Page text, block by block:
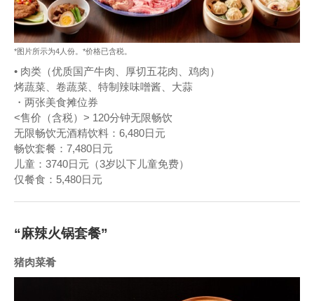
*图片所示为4人份。*价格已含税。
• 肉类（优质国产牛肉、厚切五花肉、鸡肉）
烤蔬菜、卷蔬菜、特制辣味噌酱、大蒜
・两张美食摊位券
<售价（含税）> 120分钟无限畅饮
无限畅饮无酒精饮料：6,480日元
畅饮套餐：7,480日元
儿童：3740日元（3岁以下儿童免费）
仅餐食：5,480日元
“麻辣火锅套餐”
猪肉菜肴